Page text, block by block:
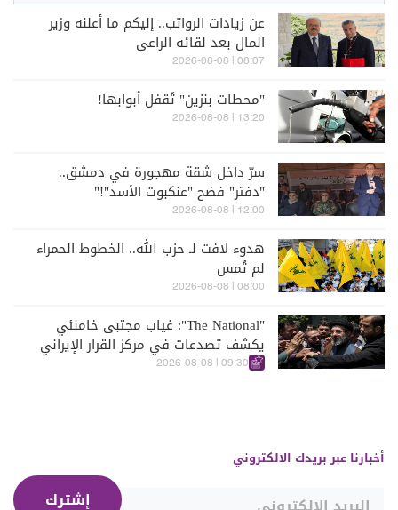
عن زيادات الرواتب.. إليكم ما أعلنه وزير
المال بعد لقائه الراعي
08:07 | 2026-08-08
"محطات بنزين" تُقفل أبوابها!
13:20 | 2026-08-08
سرّ داخل شقة مهجورة في دمشق..
"دفتر" فضح "عنكبوت الأسد"!"
12:00 | 2026-08-08
هدوء لافت لـ حزب الله.. الخطوط الحمراء
لم تُمس
08:00 | 2026-08-08
"The National": غياب مجتبى خامنئي
يكشف تصدعات في مركز القرار الإيراني
09:30 | 2026-08-08
أخبارنا عبر بريدك الالكتروني
إشترك